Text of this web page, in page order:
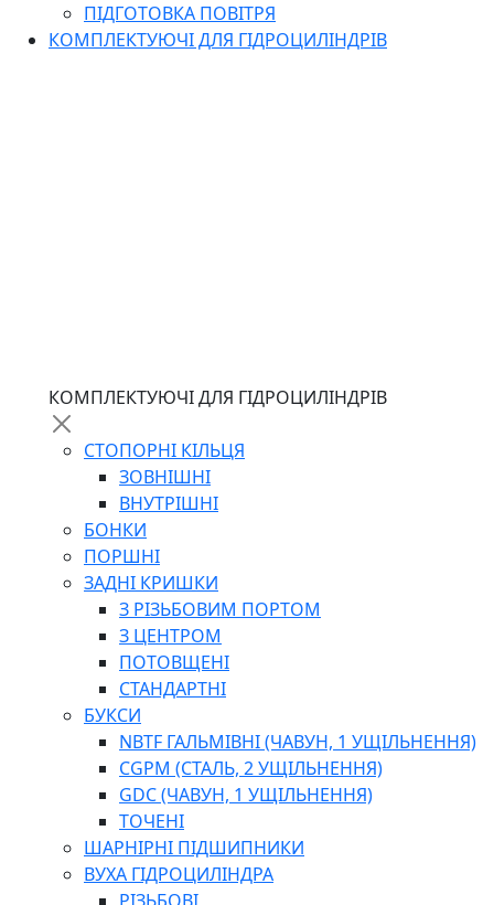
ПІДГОТОВКА ПОВІТРЯ
КОМПЛЕКТУЮЧІ ДЛЯ ГІДРОЦИЛІНДРІВ
КОМПЛЕКТУЮЧІ ДЛЯ ГІДРОЦИЛІНДРІВ
СТОПОРНІ КІЛЬЦЯ
ЗОВНІШНІ
ВНУТРІШНІ
БОНКИ
ПОРШНІ
ЗАДНІ КРИШКИ
З РІЗЬБОВИМ ПОРТОМ
З ЦЕНТРОМ
ПОТОВЩЕНІ
СТАНДАРТНІ
БУКСИ
NBTF ГАЛЬМІВНІ (ЧАВУН, 1 УЩІЛЬНЕННЯ)
CGPM (СТАЛЬ, 2 УЩІЛЬНЕННЯ)
GDC (ЧАВУН, 1 УЩІЛЬНЕННЯ)
ТОЧЕНІ
ШАРНІРНІ ПІДШИПНИКИ
ВУХА ГІДРОЦИЛІНДРА